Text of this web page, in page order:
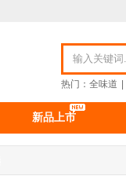
热门： 全味道
新品上市
食品资讯